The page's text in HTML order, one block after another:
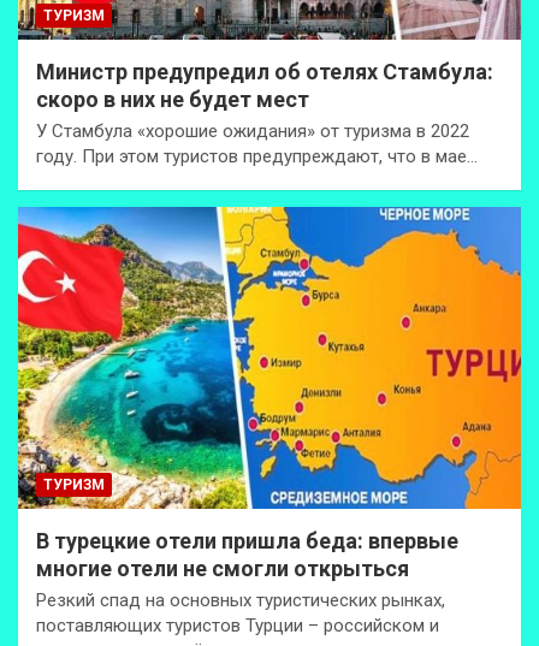
ТУРИЗМ
Министр предупредил об отелях Стамбула:
скоро в них не будет мест
У Стамбула «хорошие ожидания» от туризма в 2022
году. При этом туристов предупреждают, что в мае…
ТУРИЗМ
В турецкие отели пришла беда: впервые
многие отели не смогли открыться
Резкий спад на основных туристических рынках,
поставляющих туристов Турции – российском и